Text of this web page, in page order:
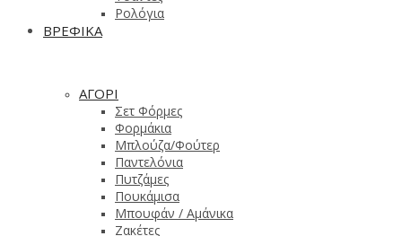
Ρολόγια
ΒΡΕΦΙΚΑ
ΑΓΟΡΙ
Σετ Φόρμες
Φορμάκια
Μπλούζα/Φούτερ
Παντελόνια
Πυτζάμες
Πουκάμισα
Μπουφάν / Αμάνικα
Ζακέτες